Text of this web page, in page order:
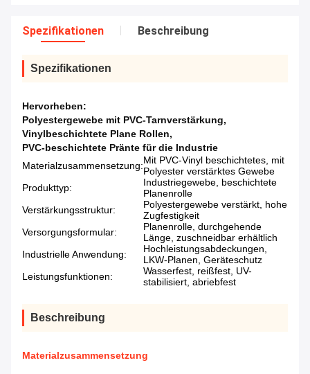
Spezifikationen Beschreibung
Spezifikationen
Hervorheben:
Polyestergewebe mit PVC-Tarnverstärkung,
Vinylbeschichtete Plane Rollen,
PVC-beschichtete Pränte für die Industrie
Materialzusammensetzung:Mit PVC-Vinyl beschichtetes, mit
Polyester verstärktes Gewebe
Produkttyp:
Industriegewebe, beschichtete
Planenrolle
Verstärkungsstruktur:
Polyestergewebe verstärkt, hohe
Zugfestigkeit
Versorgungsformular:
Planenrolle, durchgehende
Länge, zuschneidbar erhältlich
Industrielle Anwendung:
Hochleistungsabdeckungen,
LKW-Planen, Geräteschutz
Leistungsfunktionen:
Wasserfest, reißfest, UV-
stabilisiert, abriebfest
Beschreibung
Materialzusammensetzung